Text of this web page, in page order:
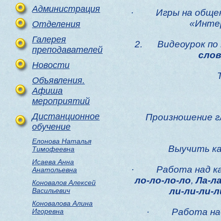
Администрация
Отделения
Галерея
преподавателей
Новости
Объявления.
Афиша
мероприятий
Дистанционное
обучение
Елонова Наталья
Тимофеевна
Исаева Анна
Анатольевна
Коновалов Алексей
Васильевич
Коновалова Алина
Игоревна
·
Игры на
2. Видеоурок
Произношение
Выучить
·
Работа над
ло-ло-ло-ло,Ла-
ли-ли-ли-
·
Работа